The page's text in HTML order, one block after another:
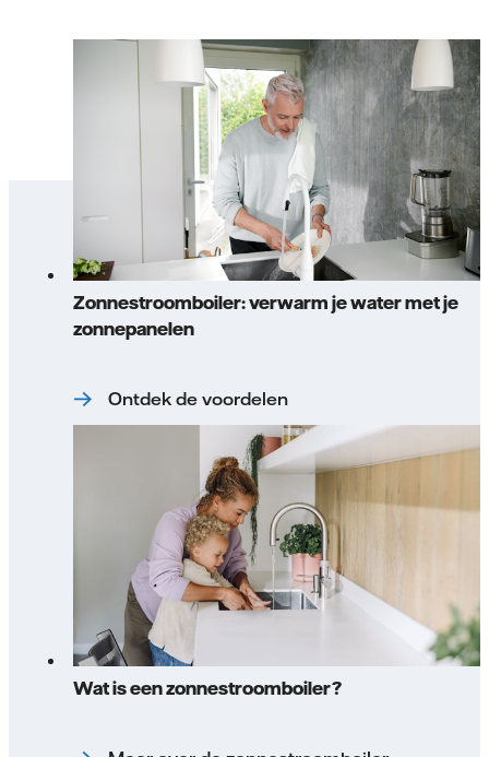
Zonnestroomboiler: verwarm je water met je
zonnepanelen
Ontdek de voordelen
Wat is een zonnestroomboiler?